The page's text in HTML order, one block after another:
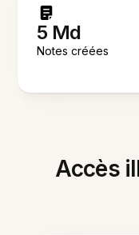
5 Md
Notes créées
Accès